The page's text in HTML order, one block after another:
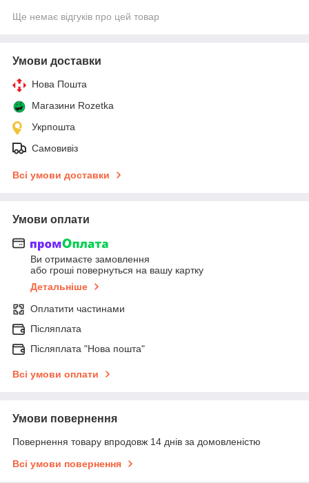
Ще немає відгуків про цей товар
Умови доставки
Нова Пошта
Магазини Rozetka
Укрпошта
Самовивіз
Всі умови доставки
Умови оплати
Ви отримаєте замовлення
або гроші повернуться на вашу картку
Детальніше
Оплатити частинами
Післяплата
Післяплата "Нова пошта"
Всі умови оплати
Умови повернення
Повернення товару впродовж 14 днів за домовленістю
Всі умови повернення